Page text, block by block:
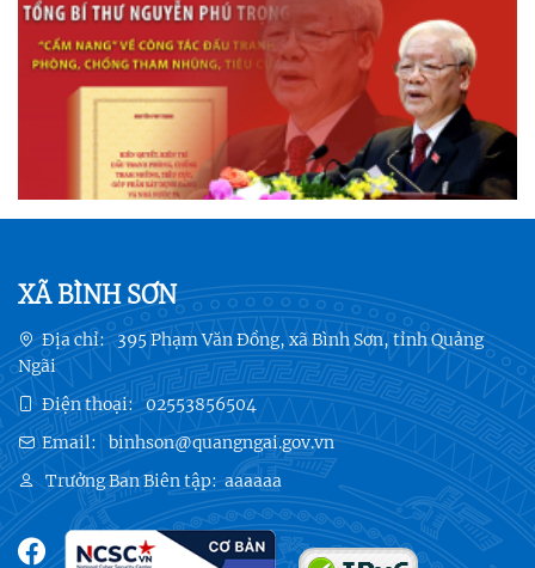
XÃ BÌNH SƠN
Địa chỉ: 395 Phạm Văn Đồng, xã Bình Sơn, tỉnh Quảng
Ngãi
Điện thoại: 02553856504
Email:
binhson@quangngai.gov.vn
Trưởng Ban Biên tập:aaaaaa